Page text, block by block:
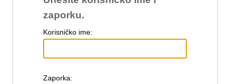
zaporku.
Korisničko ime:
Zaporka: